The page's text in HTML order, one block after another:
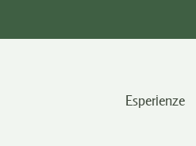
Esperienze